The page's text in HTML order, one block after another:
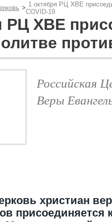
> 1 октября РЦ ХВЕ
COVID-19
РЦ ХВЕ
Российская
Веры
христиан
присоединяется